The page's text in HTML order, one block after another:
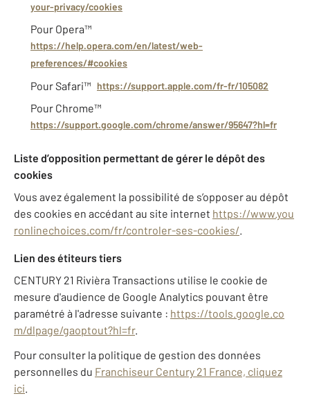
your-privacy/cookies
Pour Opera™
https://help.opera.com/en/latest/web-
preferences/#cookies
Pour Safari™ https://support.apple.com/fr-fr/105082
Pour Chrome™
https://support.google.com/chrome/answer/95647?hl=fr
Liste d’opposition permettant de gérer le dépôt des
cookies
Vous avez également la possibilité de s’opposer au dépôt
des cookies en accédant au site internet https://www.you
ronlinechoices.com/fr/controler-ses-cookies/.
Lien des étiteurs tiers
CENTURY 21 Rivièra Transactions utilise le cookie de
mesure d'audience de Google Analytics pouvant être
paramétré à l'adresse suivante : https://tools.google.co
m/dlpage/gaoptout?hl=fr.
Pour consulter la politique de gestion des données
personnelles du Franchiseur Century 21 France, cliquez
ici.